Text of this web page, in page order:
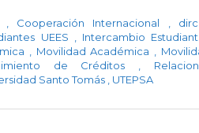
Cooperación Internacional
UEES
Intercambio
Movilidad Académica
de Créditos
Santo Tomás UTEPSA